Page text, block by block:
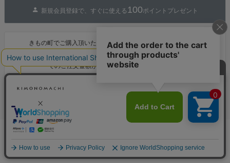
新規会員登録で、すぐに使える 100ポイントプレゼント
きもの町でご購入頂いたお客様は、着物レンタルがおトクに！
きもの町の姉妹店「着物レンタル 夢館(ゆめやかた)」
でのご注文金額が
1,000円OFF
お支払い
配送・送料
返品・交換